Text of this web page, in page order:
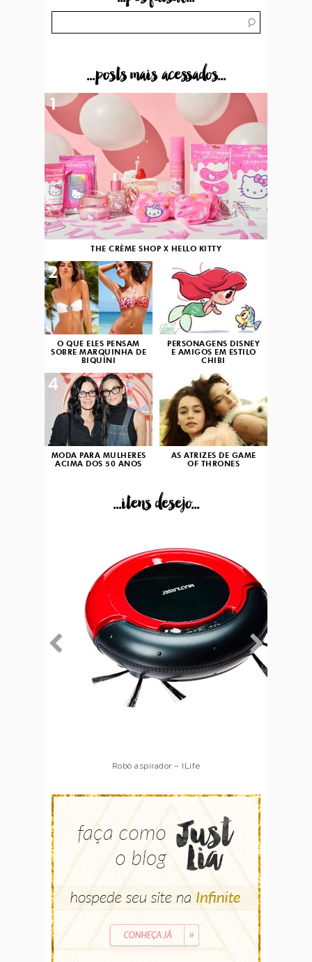
...posts mais acessados...
THE CRÈME SHOP X HELLO KITTY
1
O QUE ELES PENSAM
SOBRE MARQUINHA DE
BIQUÍNI
2
PERSONAGENS DISNEY
E AMIGOS EM ESTILO
CHIBI
3
MODA PARA MULHERES
ACIMA DOS 50 ANOS
4
AS ATRIZES DE GAME
OF THRONES
...itens desejo...
Robô aspirador – Multilaser